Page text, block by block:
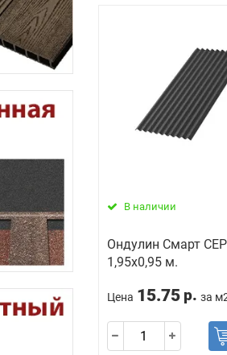
В наличии
Oндулин Смарт
1,95х0,95 м.
Цена 15.75 р. за